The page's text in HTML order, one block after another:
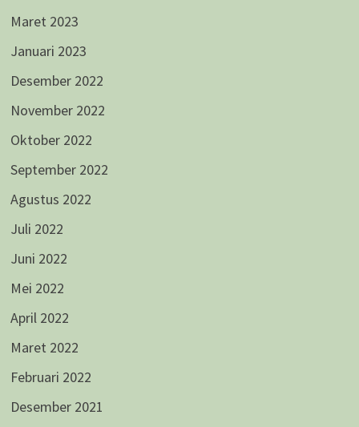
Maret 2023
Januari 2023
Desember 2022
November 2022
Oktober 2022
September 2022
Agustus 2022
Juli 2022
Juni 2022
Mei 2022
April 2022
Maret 2022
Februari 2022
Desember 2021